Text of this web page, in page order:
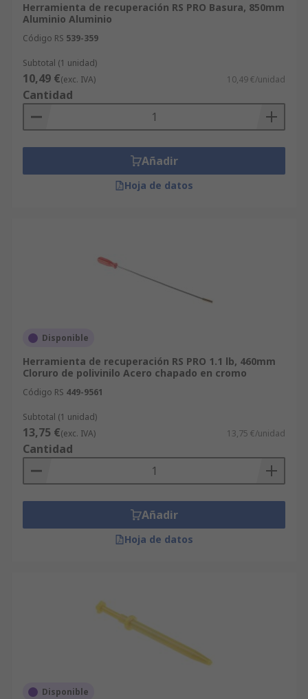
Herramienta de recuperación RS PRO Basura, 850mm
Aluminio Aluminio
Código RS 539-359
Subtotal (1 unidad)
10,49 €(exc. IVA) 10,49 €/unidad
Cantidad
Añadir
Hoja de datos
Disponible
Herramienta de recuperación RS PRO 1.1 lb, 460mm
Cloruro de polivinilo Acero chapado en cromo
Código RS 449-9561
Subtotal (1 unidad)
13,75 €(exc. IVA) 13,75 €/unidad
Cantidad
Añadir
Hoja de datos
Disponible